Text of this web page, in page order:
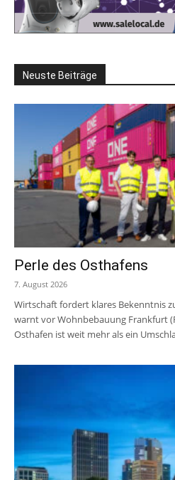
Neuste Beiträge
Perle des Osthafens
7. August 2026
Wirtschaft fordert klares Bekenntnis
warnt vor Wohnbebauung Frankfurt
Osthafen ist weit mehr als ein